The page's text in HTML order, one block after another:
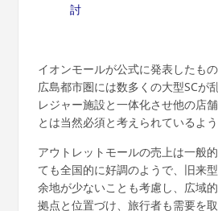
討
イオンモールが公式に発表したも
広島都市圏には数多くの大型SCが
レジャー施設と一体化させ他の店
とは当然必須と考えられているよう
アウトレットモールの売上は一般
ても全国的に好調のようで、旧来
余地が少ないことも考慮し、広域
拠点と位置づけ、旅行者も需要を取